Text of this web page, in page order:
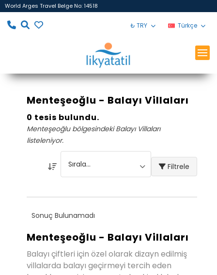
World Arges Travel Belge No: 14518
₺ TRY Türkçe
Menteşeoğlu - Balayı Villaları
0 tesis bulundu.
Menteşeoğlu bölgesindeki Balayı Villaları
listeleniyor.
Filtrele
Sonuç Bulunamadı
Menteşeoğlu - Balayı Villaları
Balayı çiftleri için özel olarak dizayn edilmiş
villalarda balayı geçirmeyi tercih eden